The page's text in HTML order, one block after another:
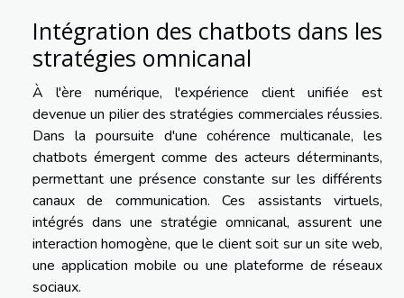
Intégration des chatbots dans les
stratégies omnicanal
À l'ère numérique, l'expérience client unifiée est
devenue un pilier des stratégies commerciales réussies.
Dans la poursuite d'une cohérence multicanale, les
chatbots émergent comme des acteurs déterminants,
permettant une présence constante sur les différents
canaux de communication. Ces assistants virtuels,
intégrés dans une stratégie omnicanal, assurent une
interaction homogène, que le client soit sur un site web,
une application mobile ou une plateforme de réseaux
sociaux.